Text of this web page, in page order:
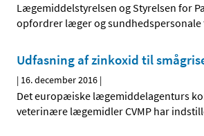
Lægemiddelstyrelsen og Styrelsen for
opfordrer læger og
Udfasning af zinkoxid til
| 16. december 2016 |
Det europæiske lægemiddelagenturs
veterinære lægemidler CVMP har